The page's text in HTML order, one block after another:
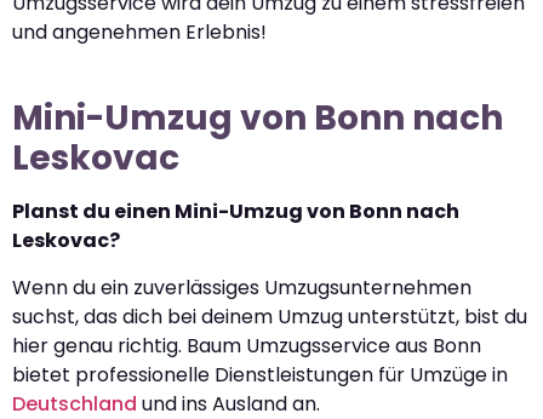
und angenehmen Erlebnis!
Mini-Umzug von Bonn nach
Leskovac
Planst du einen Mini-Umzug von Bonn nach
Leskovac?
Wenn du ein zuverlässiges Umzugsunternehmen
suchst, das dich bei deinem Umzug unterstützt, bist du
hier genau richtig. Baum Umzugsservice aus Bonn
bietet professionelle Dienstleistungen für Umzüge in
Deutschland und ins Ausland an.